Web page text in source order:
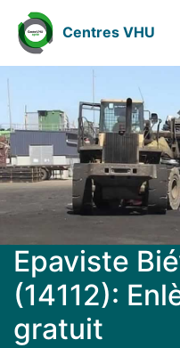
Centres VHU
Epaviste
(14112):
gratuit